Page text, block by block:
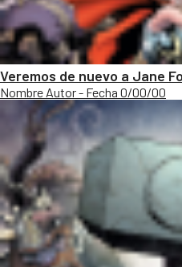
Veremos de nuevo a Jane
Nombre Autor - Fecha 0/00/00